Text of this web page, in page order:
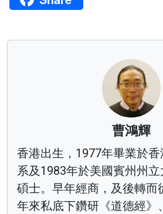
曹鴻輝
香港出生，1977年畢業於
系及1983年於美國賓州州
碩士。早年經商，及後轉而
年來私底下鑽研《道德經》